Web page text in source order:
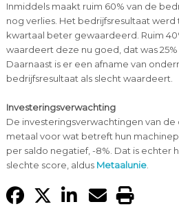
Inmiddels maakt ruim 60% van de
nog verlies. Het bedrijfsresultaat
kwartaal beter gewaardeerd. Ruim
waardeert deze nu goed, dat was
Daarnaast is er een afname van
bedrijfsresultaat als slecht waardeert.
Investeringsverwachting
De investeringsverwachtingen van
metaal voor wat betreft hun
per saldo negatief, -8%. Dat is echter
slechte score, aldus Metaalunie.